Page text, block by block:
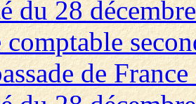
du 28
comptable
de